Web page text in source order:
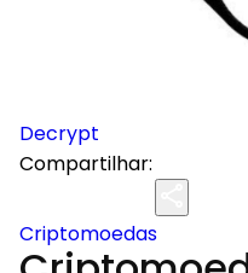
Decrypt
Compartilhar:
Criptomoedas